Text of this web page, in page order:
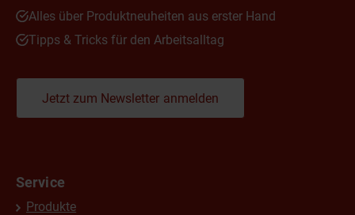
Alles über Produktneuheiten aus erster Hand
Tipps & Tricks für den Arbeitsalltag
Jetzt zum Newsletter anmelden
Service
Produkte